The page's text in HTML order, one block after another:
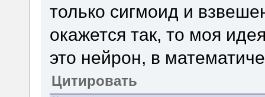
только сигмоид и
окажется так, то моя
это нейрон, в
Цитировать